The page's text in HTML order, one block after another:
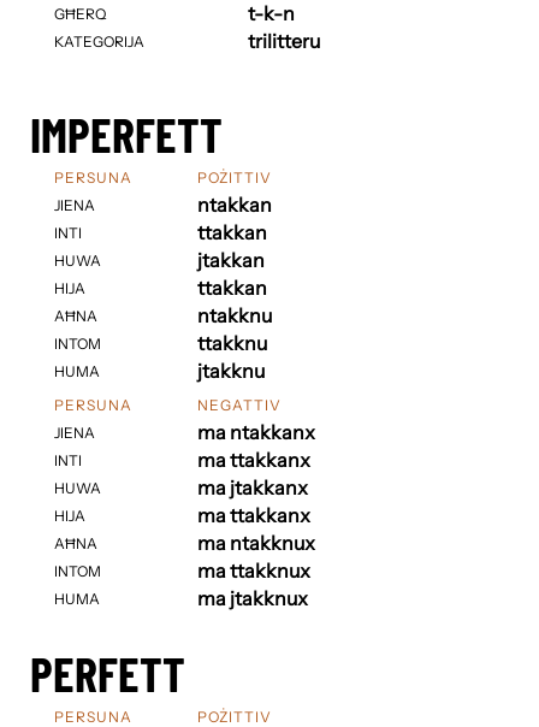
GĦERQ
KATEGORIJA
t-k-n
trilitteru
IMPERFETT
PERSUNA
JIENA
INTI
HUWA
HIJA
AĦNA
INTOM
HUMA
POŻITTIV
ntakkan
ttakkan
jtakkan
ttakkan
ntakknu
ttakknu
jtakknu
PERSUNA
JIENA
INTI
HUWA
HIJA
AĦNA
INTOM
HUMA
NEGATTIV
ma ntakkanx
ma ttakkanx
ma jtakkanx
ma ttakkanx
ma ntakknux
ma ttakknux
ma jtakknux
PERFETT
PERSUNA
POŻITTIV